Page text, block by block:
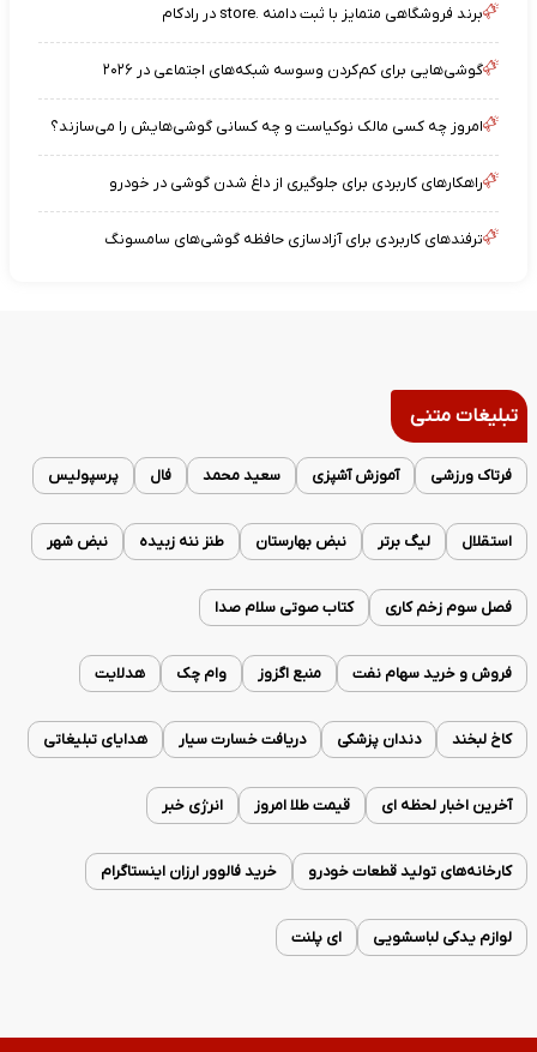
برند فروشگاهی متمایز با ثبت دامنه .store در رادکام
گوشی‌هایی برای کم‌کردن وسوسه شبکه‌های اجتماعی در ۲۰۲۶
امروز چه کسی مالک نوکیاست و چه کسانی گوشی‌هایش را می‌سازند؟
راهکارهای کاربردی برای جلوگیری از داغ شدن گوشی در خودرو
ترفندهای کاربردی برای آزادسازی حافظه گوشی‌های سامسونگ
تبلیغات متنی
فرتاک ورزشی آموزش آشپزی سعید محمد فال پرسپولیس
استقلال لیگ برتر نبض بهارستان طنز ننه زبیده نبض شهر
فصل سوم زخم کاری کتاب صوتی سلام صدا
فروش و خرید سهام نفت منبع اگزوز وام چک هدلایت
کاخ لبخند دندان پزشکی دریافت خسارت سیار هدایای تبلیغاتی
آخرین اخبار لحظه ای قیمت طلا امروز انرژی خبر
کارخانه‌های تولید قطعات خودرو خرید فالوور ارزان اینستاگرام
لوازم یدکی لباسشویی ای پلنت